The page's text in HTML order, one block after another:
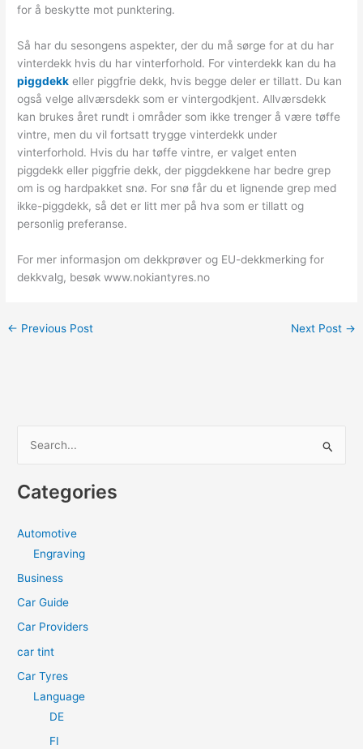
for å beskytte mot punktering.
Så har du sesongens aspekter, der du må sørge for at du har
vinterdekk hvis du har vinterforhold. For vinterdekk kan du ha
piggdekk eller piggfrie dekk, hvis begge deler er tillatt. Du kan
også velge allværsdekk som er vintergodkjent. Allværsdekk
kan brukes året rundt i områder som ikke trenger å være tøffe
vintre, men du vil fortsatt trygge vinterdekk under
vinterforhold. Hvis du har tøffe vintre, er valget enten
piggdekk eller piggfrie dekk, der piggdekkene har bedre grep
om is og hardpakket snø. For snø får du et lignende grep med
ikke-piggdekk, så det er litt mer på hva som er tillatt og
personlig preferanse.
For mer informasjon om dekkprøver og EU-dekkmerking for
dekkvalg, besøk www.nokiantyres.no
← Previous Post Next Post →
r
r
:
Categories
Automotive
Engraving
Business
Car Guide
Car Providers
car tint
Car Tyres
Language
DE
FI